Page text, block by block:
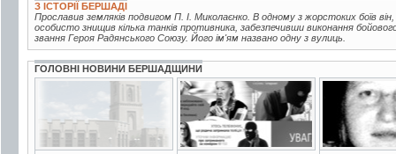
З ІСТОРІЇ БЕРШАДІ
Прославив земляків подвигом П. І. Миколаєнко. В одному з жорстоких боїв
особисто знищив кілька танків противника, забезпечивши виконання
звання Героя Радянського Союзу. Його ім'ям названо одну з вулиць.
ГОЛОВНІ НОВИНИ БЕРШАДЩИНИ